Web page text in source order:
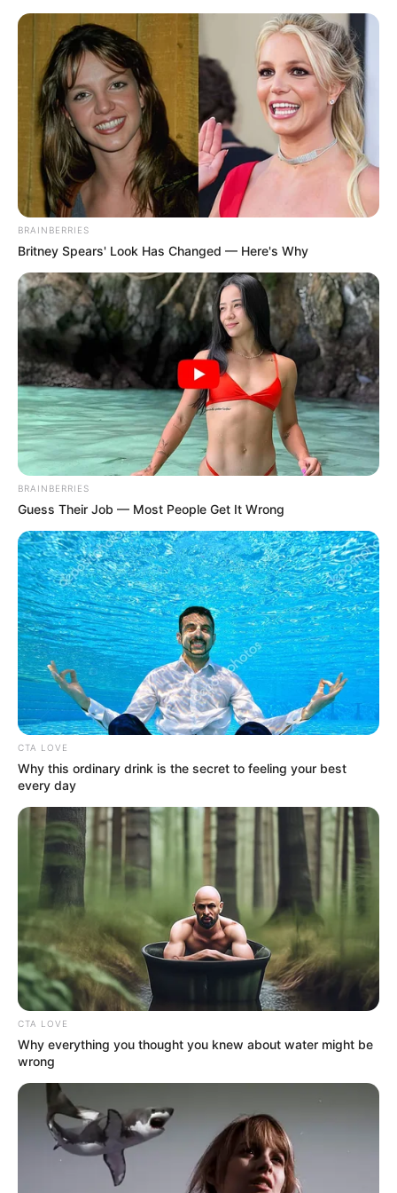
HOME
Home > ACE
Requerimento para pagamento
do novo Piso Salarial de R$
2.424,00 para ACS/ACE.
01:00 Notícia Piso Nacional
A EC 120 já regulamentou o
Piso Salarial Nacional de dois
BRAINBERRIES
Britney Spears' Look Has Changed — Here's Why
BRAINBERRIES
Guess Their Job — Most People Get It Wrong
CTA LOVE
Why this ordinary drink is the secret to feeling your best
every day
CTA LOVE
Why everything you thought you knew about water might be
wrong